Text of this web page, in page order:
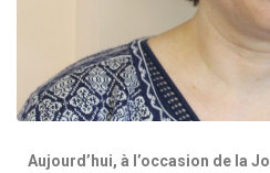
Aujourd’hui, à l’occasion de la